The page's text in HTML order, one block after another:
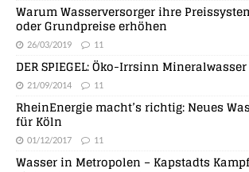
Warum Wasserversorger ihre
oder Grundpreise erhöhen
26/03/2019 11
DER SPIEGEL: Öko-Irrsinn Mineralwasser
21/09/2014 11
RheinEnergie macht’s richtig: Neues
für Köln
01/12/2017 11
Wasser in Metropolen – Kapstadts